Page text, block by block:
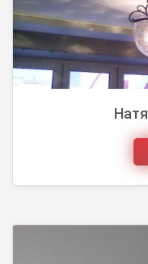
освеще...